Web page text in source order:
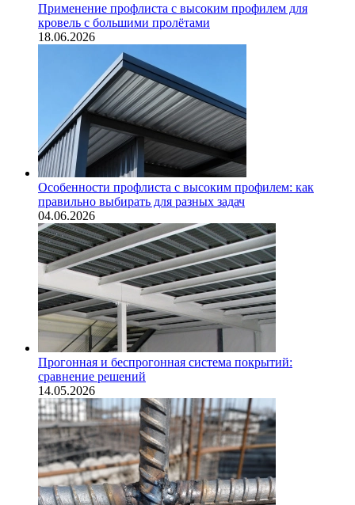
Применение профлиста с высоким профилем для
кровель с большими пролётами
18.06.2026
Особенности профлиста с высоким профилем: как
правильно выбирать для разных задач
04.06.2026
Прогонная и беспрогонная система покрытий:
сравнение решений
14.05.2026